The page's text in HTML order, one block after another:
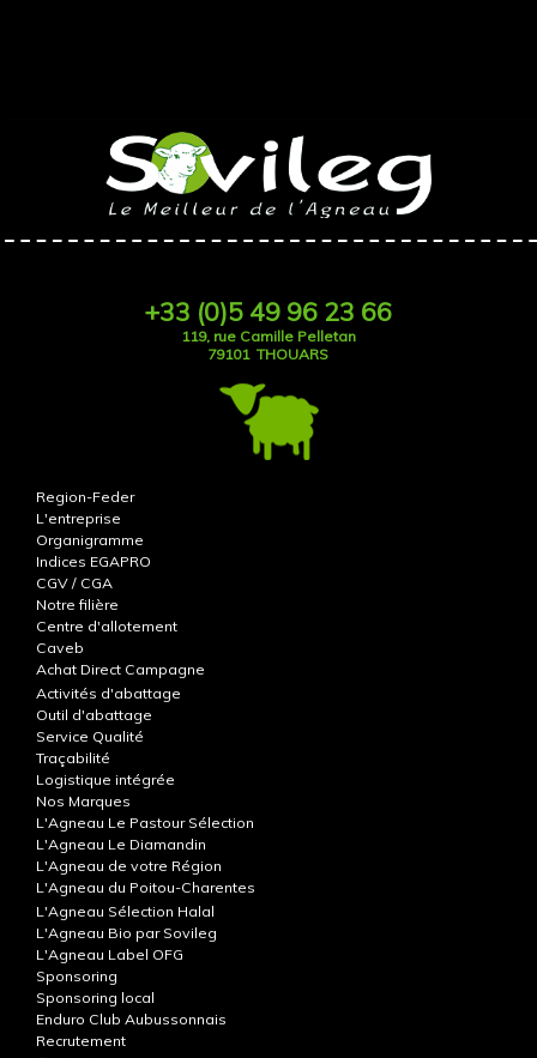
+33 (0)5 49 96 23 66
119, rue Camille Pelletan
79101 THOUARS
Region-Feder
L'entreprise
Organigramme
Indices EGAPRO
CGV / CGA
Notre filière
Centre d'allotement
Caveb
Achat Direct Campagne
Activités d'abattage
Outil d'abattage
Service Qualité
Traçabilité
Logistique intégrée
Nos Marques
L'Agneau Le Pastour Sélection
L'Agneau Le Diamandin
L'Agneau de votre Région
L'Agneau du Poitou-Charentes
L'Agneau Sélection Halal
L'Agneau Bio par Sovileg
L'Agneau Label OFG
Sponsoring
Sponsoring local
Enduro Club Aubussonnais
Recrutement